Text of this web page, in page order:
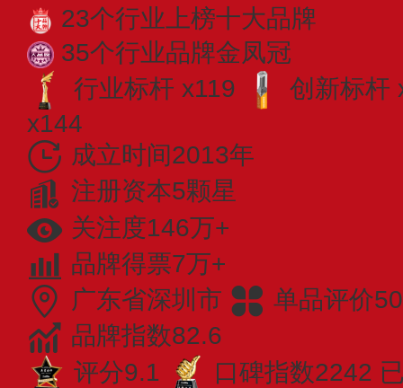
23个行业上榜十大品牌
35个行业品牌金凤冠
行业标杆 x119
创新标杆
x144
成立时间2013年
注册资本5颗星
关注度146万+
品牌得票7万+
广东省深圳市
单品评价
品牌指数82.6
评分9.1
口碑指数2242